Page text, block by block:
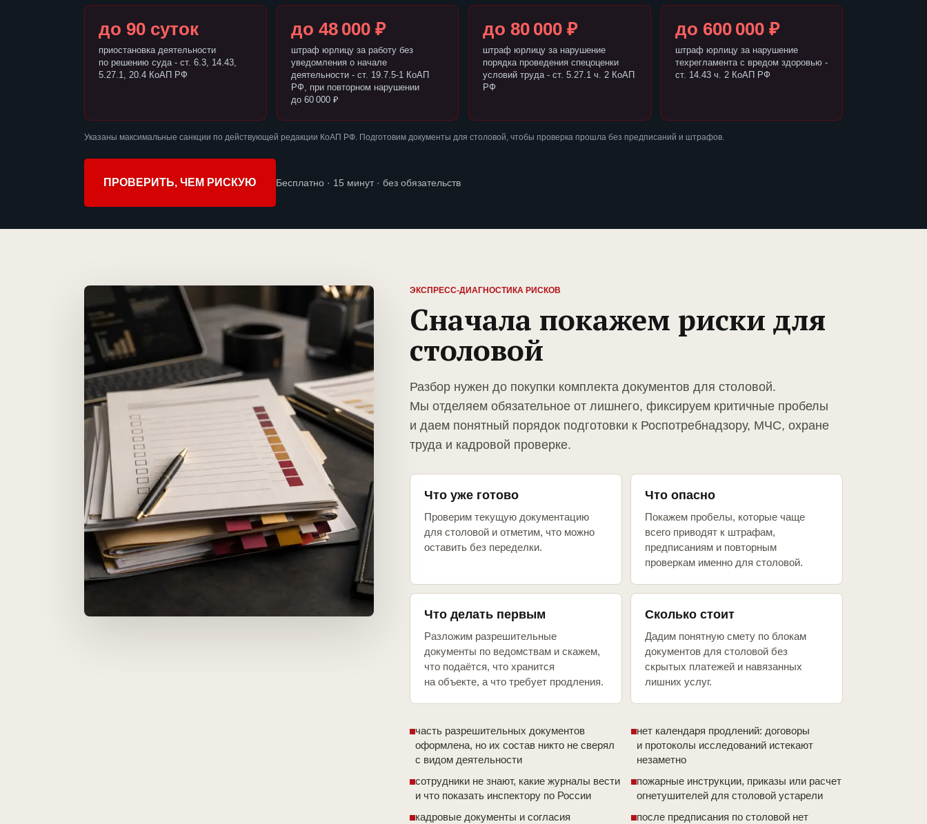
до 90 суток
приостановка деятельности
по решению суда - ст. 6.3, 14.43,
5.27.1, 20.4 КоАП РФ
до 48 000 ₽
штраф юрлицу за работу без
уведомления о начале
деятельности - ст. 19.7.5-1 КоАП
РФ, при повторном нарушении
до 60 000 ₽
до 80 000 ₽
штраф юрлицу за нарушение
порядка проведения спецоценки
условий труда - ст. 5.27.1 ч. 2 КоАП
РФ
до 600 000 ₽
штраф юрлицу за нарушение
техрегламента с вредом здоровью -
ст. 14.43 ч. 2 КоАП РФ
Указаны максимальные санкции по действующей редакции КоАП РФ. Подготовим документы для столовой, чтобы проверка прошла без предписаний и штрафов.
ПРОВЕРИТЬ, ЧЕМ РИСКУЮ Бесплатно · 15 минут · без обязательств
ЭКСПРЕСС-ДИАГНОСТИКА РИСКОВ
Сначала покажем риски для
столовой
Разбор нужен до покупки комплекта документов для столовой.
Мы отделяем обязательное от лишнего, фиксируем критичные пробелы
и даем понятный порядок подготовки к Роспотребнадзору, МЧС, охране
труда и кадровой проверке.
Что уже готово
Проверим текущую документацию
для столовой и отметим, что можно
оставить без переделки.
Что опасно
Покажем пробелы, которые чаще
всего приводят к штрафам,
предписаниям и повторным
проверкам именно для столовой.
Что делать первым
Разложим разрешительные
документы по ведомствам и скажем,
что подаётся, что хранится
на объекте, а что требует продления.
Сколько стоит
Дадим понятную смету по блокам
документов для столовой без
скрытых платежей и навязанных
лишних услуг.
часть разрешительных документов
оформлена, но их состав никто не сверял
с видом деятельности
нет календаря продлений: договоры
и протоколы исследований истекают
незаметно
сотрудники не знают, какие журналы вести
и что показать инспектору по России
пожарные инструкции, приказы или расчет
огнетушителей для столовой устарели
кадровые документы и согласия
после предписания по столовой нет